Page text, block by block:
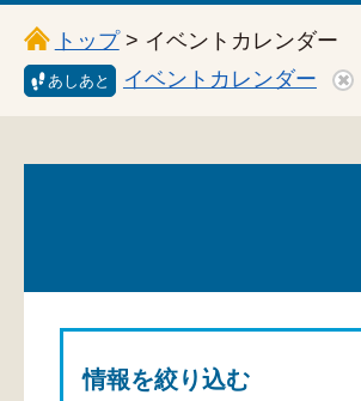
トップ> イベントカレンダー
あしあと イベントカレンダー
情報を絞り込む